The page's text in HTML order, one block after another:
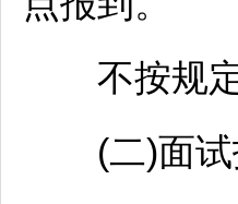
不按规定
(二)面试